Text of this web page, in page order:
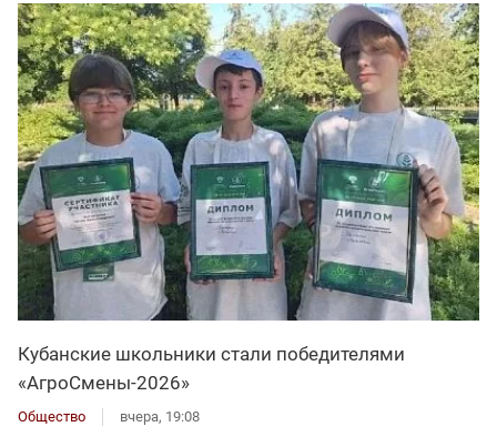
Кубанские школьники стали победителями
«АгроСмены-2026»
Общество вчера, 19:08